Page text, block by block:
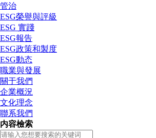
管治
ESG榮譽與評級
ESG 實踐
ESG報告
ESG政策和製度
ESG動态
職業與發展
關于我們
企業概況
文化理念
聯系我們
内容檢索